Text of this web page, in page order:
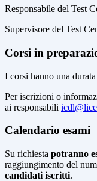
Responsabile del Test
Supervisore del Test
Corsi in
I corsi hanno una
Per iscrizioni o
ai responsabili
Calendario esami
Su richiesta potranno
raggiungimento del
candidati iscritti.